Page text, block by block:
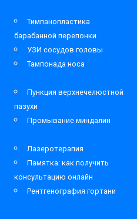
Тимпанопластика
барабанной перепонки
УЗИ сосудов головы
Тампонада носа
Пункция верхнечелюстной
пазухи
Промывание миндалин
Лазеротерапия
Памятка: как получить
консультацию онлайн
Рентгенография гортани